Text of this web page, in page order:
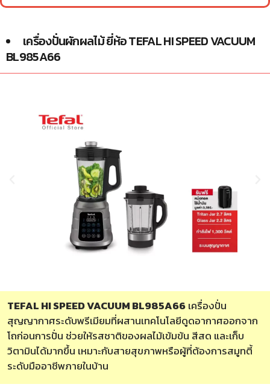
เครื่องปั่นผักผลไม้ ยี่ห้อ TEFAL HI SPEED VACUUM
BL985A66
TEFAL HI SPEED VACUUM BL985A66เครื่องปั่น
สุญญากาศระดับพรีเมียมที่ผสานเทคโนโลยีดูดอากาศออกจาก
โถก่อนการปั่น ช่วยให้รสชาติของผลไม้เข้มข้น สีสด และเก็บ
วิตามินได้มากขึ้น เหมาะกับสายสุขภาพหรือผู้ที่ต้องการสมูทตี้
ระดับมืออาชีพภายในบ้าน